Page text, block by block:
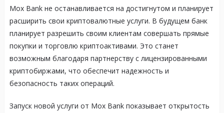
Mox Bank не останавливается на достигнутом и планирует
расширить свои криптовалютные услуги. В будущем банк
планирует разрешить своим клиентам совершать прямые
покупки и торговлю криптоактивами. Это станет
возможным благодаря партнерству с лицензированными
криптобиржами, что обеспечит надежность и
безопасность таких операций.
Запуск новой услуги от Mox Bank показывает открытость